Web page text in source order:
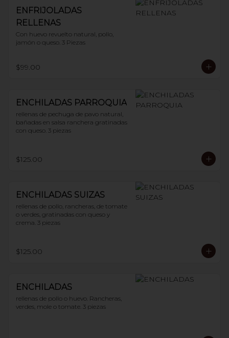
ENFRIJOLADAS
RELLENAS
Con huevo revuelto natural, pollo,
jamón o queso. 3 Piezas
$99.00
ENCHILADAS PARROQUIA
rellenas de pechuga de pavo natural,
bañadas en salsa ranchera gratinadas
con queso. 3 piezas
$125.00
ENCHILADAS SUIZAS
rellenas de pollo, rancheras, de tomate
o verdes, gratinadas con queso y
crema. 3 piezas
$125.00
ENCHILADAS
rellenas de pollo o huevo. Rancheras,
verdes, mole o tomate. 3 piezas